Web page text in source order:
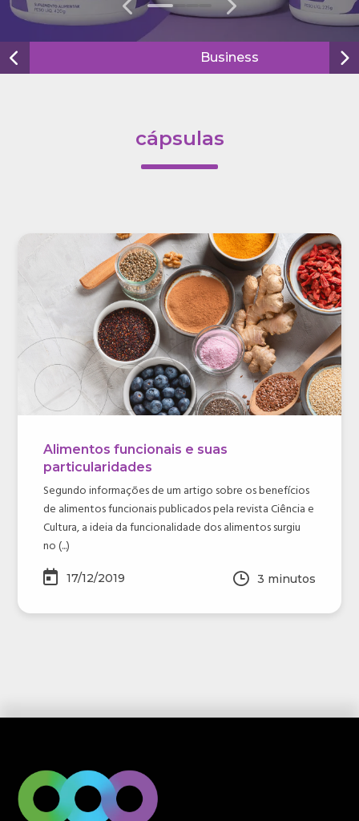
0 1 2 3
Business
cápsulas
Alimentos funcionais e suas
particularidades
Segundo informações de um artigo sobre os benefícios
de alimentos funcionais publicados pela revista Ciência e
Cultura, a ideia da funcionalidade dos alimentos surgiu
no (...)
17/12/2019 3 minutos